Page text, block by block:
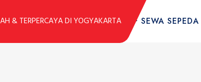
KOLEKSI SEPEDA TARIF SEWA SEPEDA